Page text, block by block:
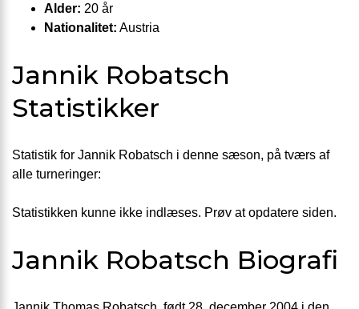
Alder: 20 år
Nationalitet: Austria
Jannik Robatsch
Statistikker
Statistik for Jannik Robatsch i denne sæson, på tværs af
alle turneringer:
Statistikken kunne ikke indlæses. Prøv at opdatere siden.
Jannik Robatsch Biografi